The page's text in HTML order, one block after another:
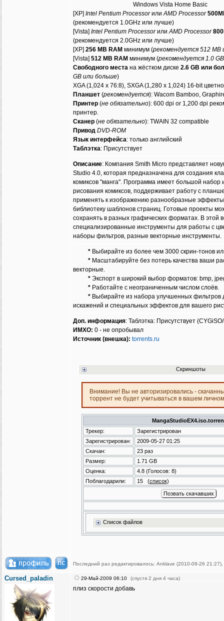
Windows Vista Home Basic
[XP] Intel Pentium ProcessorилиAMD Processor
(рекомендуется 1.0GHz или лучше)
[Vista] Intel Pentium ProcessorилиAMD Processor
(рекомендуется 2.0GHz или лучше)
[XP] 256 MB RAM минимум (рекомендуется 512 MB
[Vista] 512 MB RAM минимум (рекомендуется 1.0
Свободного места на жёстком диске 2.6 GB или
GB или больше)
XGA (1,024 x 76:8), SXGA (1,280 x 1,024) 16-bit
Планшет (рекомендуется): Wacom Bamboo,
Принтер (не обязательно): 600 dpi or 1,200 dpi
принтер.
Сканер (не обязательно): TWAIN 32 compatible
Привод DVD-ROM
Язык интерфейса: только английский
Таблэтка: Присутствует
Описание: Компания Smith Micro представляет
Studio 4.0, которая предназначена для создания
комиксов "манга". Программа имеет большой набор
рисования комиксов, поддерживает работу с
применять к изображению разнообразные
библиотеку шаблонов страниц. Готовые проекты
сохранять в разных графических форматах. В этой
специализированные инструменты для работы с
наборы фильтров, разные векторные инструменты.
* Выбирайте из более чем 3000 скрин-тонов
* Масштабируйте без потерь качества ваши
векторные.
* Экспорт в широкий выбор форматов: bmp,
* Работайте с неограниченным числом слоёв.
* Выбирайте из набора улучшенных фильтров
искажений и специальных эффектов для вашего
Доп. информация: Таблэтка: Присутствует
ИМХО: 0 - не опробывал
Источник (внешка): torrents.ru
Скриншоты
Внимание! Вы не авторизировались -
торрент не будет учитываться в вашем
Трекер:
Зарегистрирован
Зарегистрирован:
2009-05-27 01:25
Скачан:
23 раз
Размер:
1.71 GB
Оценка:
4.8(Голосов: 8)
Поблагодарили:
15(список)
Список файлов
Последний раз редактировалось: Anklave (2010-09-26 21:27),
Cursed_paladin 29-Май-2009 06:10 (спустя 2 дня 4 часа)
плиз скорости добавь